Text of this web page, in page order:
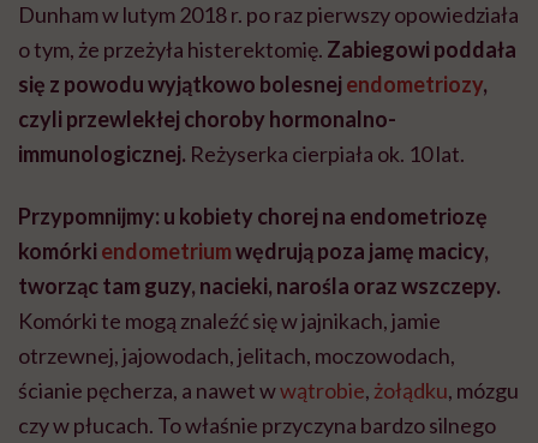
Dunham w lutym 2018 r. po raz pierwszy opowiedziała
o tym, że przeżyła histerektomię. Zabiegowi poddała
się z powodu wyjątkowo bolesnej endometriozy,
czyli przewlekłej choroby hormonalno-
immunologicznej. Reżyserka cierpiała ok. 10 lat.
Przypomnijmy: u kobiety chorej na endometriozę
komórki endometriumwędrują poza jamę macicy,
tworząc tam guzy, nacieki, narośla oraz wszczepy.
Komórki te mogą znaleźć się w jajnikach, jamie
otrzewnej, jajowodach, jelitach, moczowodach,
ścianie pęcherza, a nawet wwątrobie, żołądku, mózgu
czy w płucach. To właśnie przyczyna bardzo silnego